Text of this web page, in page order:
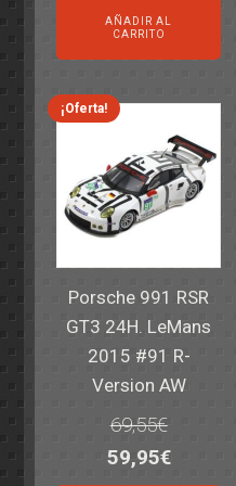
original
era:
82,40€.
es:
59,95€.
AÑADIR AL
CARRITO
¡Oferta!
Porsche 991 RSR
GT3 24H. LeMans
2015 #91 R-
Version AW
69,55€
El
59,95€El